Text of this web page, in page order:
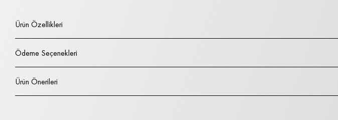
Ürün Özellikleri
Ödeme Seçenekleri
Ürün Önerileri